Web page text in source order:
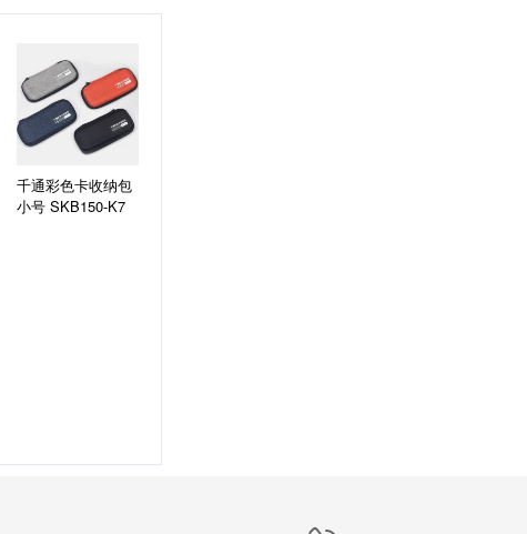
千通彩色卡收纳包
小号 SKB150-K7